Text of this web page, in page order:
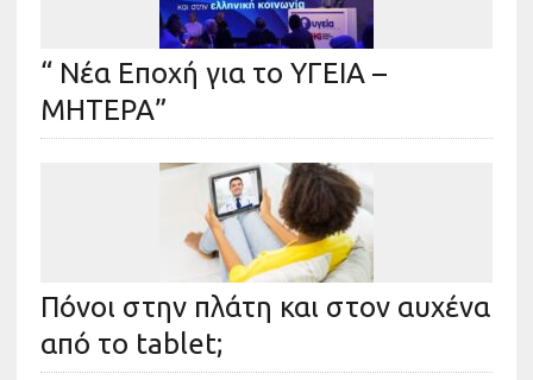
“ Νέα Εποχή για το ΥΓΕΙΑ –
ΜΗΤΕΡΑ”
Πόνοι στην πλάτη και στον αυχένα
από το tablet;